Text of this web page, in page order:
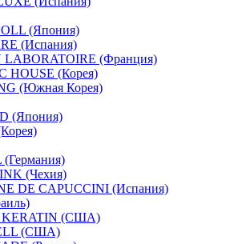
(Япония)
(Испания)
LABORATOIRE (Франция)
HOUSE (Корея)
(Южная Корея)
(Япония)
(Чехия)
DE CAPUCCINI (Испания)
KERATIN (США)
(США)